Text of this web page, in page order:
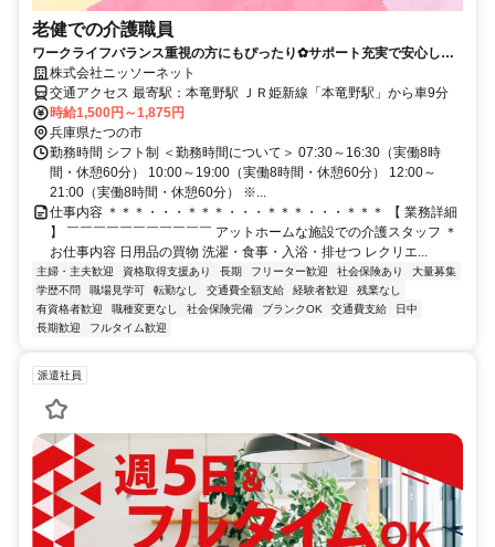
老健での介護職員
ワークライフバランス重視の方にもぴったり✿サポート充実で安心して
働けます✿
株式会社ニッソーネット
交通アクセス 最寄駅：本竜野駅 ＪＲ姫新線「本竜野駅」から車9分
時給1,500円～1,875円
兵庫県たつの市
勤務時間 シフト制 ＜勤務時間について＞ 07:30～16:30（実働8時
間・休憩60分） 10:00～19:00（実働8時間・休憩60分） 12:00～
21:00（実働8時間・休憩60分） ※...
仕事内容 ＊＊＊・・・＊＊＊・・・＊＊＊・・・＊＊＊ 【 業務詳細
】 ￣￣￣￣￣￣￣￣￣￣￣ アットホームな施設での介護スタッフ ＊
お仕事内容 日用品の買物 洗濯・食事・入浴・排せつ レクリエ...
主婦・主夫歓迎 資格取得支援あり 長期 フリーター歓迎 社会保険あり
大量募集
学歴不問
職場見学可 転勤なし 交通費全額支給 経験者歓迎
残業なし
有資格者歓迎
職種変更なし 社会保険完備 ブランクOK 交通費支給
日中
長期歓迎
フルタイム歓迎
派遣社員